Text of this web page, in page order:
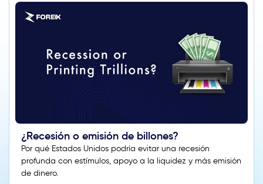
¿Recesión o emisión de billones?
Por qué Estados Unidos podría evitar una recesión
profunda con estímulos, apoyo a la liquidez y más emisión
de dinero.